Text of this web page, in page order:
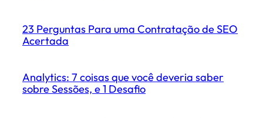
23 Perguntas Para uma Contratação de SEO
Acertada
Analytics: 7 coisas que você deveria saber
sobre Sessões, e 1 Desafio